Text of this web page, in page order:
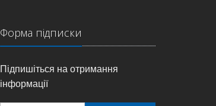
Форма підписки
Підпишіться на отримання
інформації